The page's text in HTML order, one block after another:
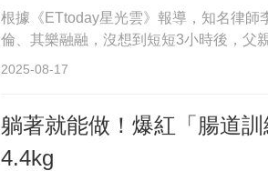
根據《ETtoday星光雲》報導，知名律師
倫、其樂融融，沒想到短短3小時後，父
2025-08-17
躺著就能做！爆紅「腸道
4.4kg